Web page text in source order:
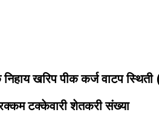
निहाय खरिप पीक कर्ज वाटप
रक्कम टक्केवारी शेतकरी संख्या